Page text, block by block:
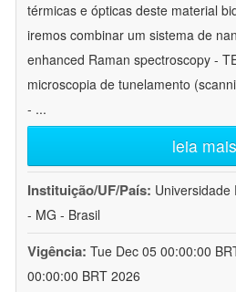
térmicas e ópticas deste material
iremos combinar um sistema de
enhanced Raman spectroscopy -
microscopia de tunelamento
- ...
leia mais
Instituição/UF/País:
- MG - Brasil
Vigência: Tue Dec 05 00:00:00
00:00:00 BRT 2026